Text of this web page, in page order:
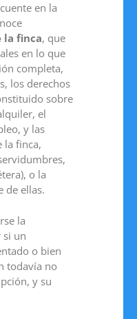
en la
la finca, que
en lo que
completa,
los derechos
sobre
el
y las
la finca,
o la
de ellas.
la
si un
o bien
todavía no
y su